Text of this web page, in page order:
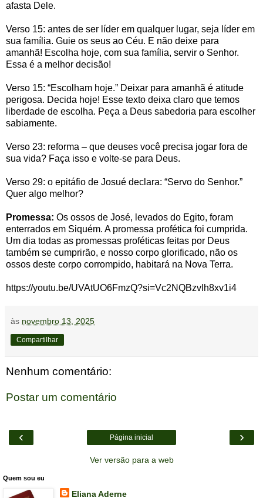
afasta Dele.
Verso 15: antes de ser líder em qualquer lugar, seja líder em
sua família. Guie os seus ao Céu. E não deixe para
amanhã! Escolha hoje, com sua família, servir o Senhor.
Essa é a melhor decisão!
Verso 15: “Escolham hoje.” Deixar para amanhã é atitude
perigosa. Decida hoje! Esse texto deixa claro que temos
liberdade de escolha. Peça a Deus sabedoria para escolher
sabiamente.
Verso 23: reforma – que deuses você precisa jogar fora de
sua vida? Faça isso e volte-se para Deus.
Verso 29: o epitáfio de Josué declara: “Servo do Senhor.”
Quer algo melhor?
Promessa: Os ossos de José, levados do Egito, foram
enterrados em Siquém. A promessa profética foi cumprida.
Um dia todas as promessas proféticas feitas por Deus
também se cumprirão, e nosso corpo glorificado, não os
ossos deste corpo corrompido, habitará na Nova Terra.
https://youtu.be/UVAtUO6FmzQ?si=Vc2NQBzvIh8xv1i4
às novembro 13, 2025
Compartilhar
Nenhum comentário:
Postar um comentário
‹ ›
Página inicial
Ver versão para a web
Quem sou eu
Eliana Aderne